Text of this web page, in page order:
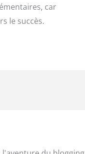
car
le succès.